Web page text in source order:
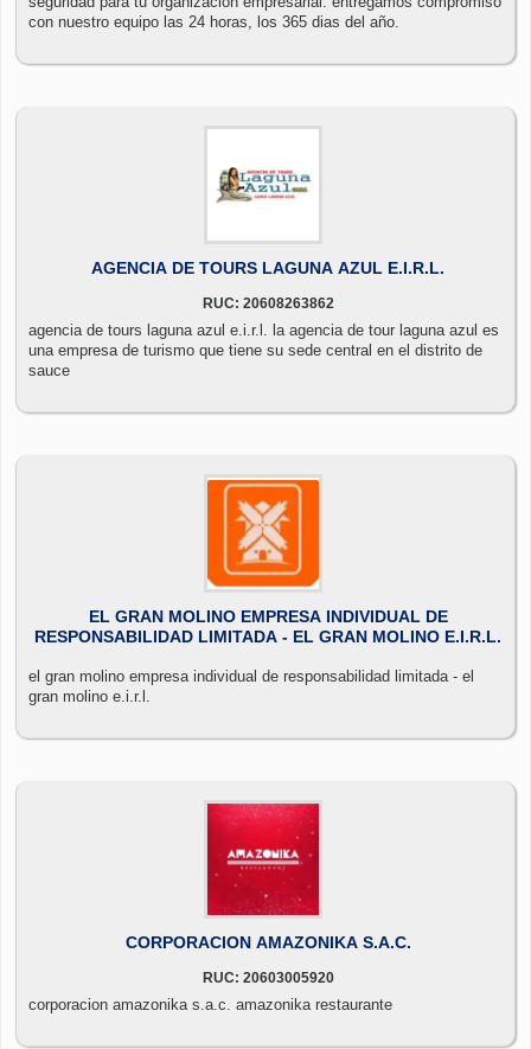
con nuestro equipo las 24 horas, los 365 dias del año.
AGENCIA DE TOURS LAGUNA AZUL E.I.R.L.
RUC: 20608263862
agencia de tours laguna azul e.i.r.l. la agencia de tour laguna azul es
una empresa de turismo que tiene su sede central en el distrito de
sauce
EL GRAN MOLINO EMPRESA INDIVIDUAL DE
RESPONSABILIDAD LIMITADA - EL GRAN MOLINO E.I.R.L.
el gran molino empresa individual de responsabilidad limitada - el
gran molino e.i.r.l.
CORPORACION AMAZONIKA S.A.C.
RUC: 20603005920
corporacion amazonika s.a.c. amazonika restaurante